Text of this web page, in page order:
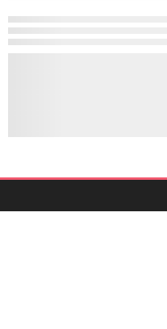
CHỊU TRÁCH NHIỆM QUẢN
Tầng 21, Tòa nhà Center